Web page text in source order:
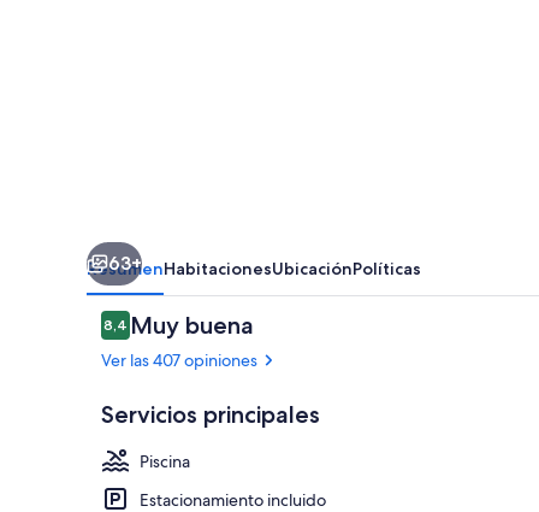
63+
ResumenHabitacionesUbicaciónPolíticas
Opiniones
8,48,4 de 10
Muy buena
Ver las 407 opiniones
Servicios principales
Piscina
Estacionamiento incluido